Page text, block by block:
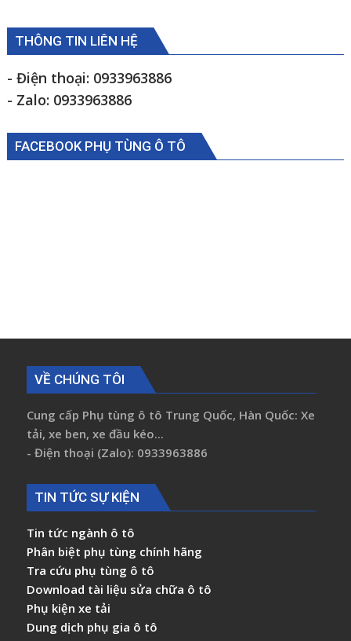
THÔNG TIN LIÊN HỆ
- Điện thoại: 0933963886
- Zalo: 0933963886
FACEBOOK PHỤ TÙNG Ô TÔ
VỀ CHÚNG TÔI
Cung cấp Phụ tùng ô tô Trung Quốc, Hàn Quốc: Xe
tải, xe ben, xe đầu kéo...
- Điện thoại (Zalo): 0933963886
TIN TỨC SỰ KIỆN
Tin tức ngành ô tô
Phân biệt phụ tùng chính hãng
Tra cứu phụ tùng ô tô
Download tài liệu sửa chữa ô tô
Phụ kiện xe tải
Dung dịch phụ gia ô tô